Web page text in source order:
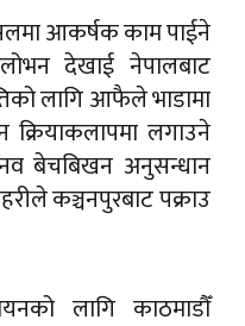
आकर्षक काम पाईने
देखाई नेपालबाट
लागि आफैले भाडामा
क्रियाकलापमा लगाउने
बेचबिखन अनुसन्धान
कञ्चनपुरबाट पक्राउ
लागि काठमाडौँ